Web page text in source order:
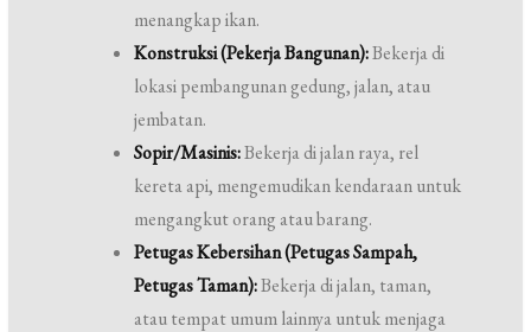
menangkap ikan.
Konstruksi (Pekerja Bangunan):Bekerja di
lokasi pembangunan gedung, jalan, atau
jembatan.
Sopir/Masinis:Bekerja di jalan raya, rel
kereta api, mengemudikan kendaraan untuk
mengangkut orang atau barang.
Petugas Kebersihan (Petugas Sampah,
Petugas Taman):Bekerja di jalan, taman,
atau tempat umum lainnya untuk menjaga